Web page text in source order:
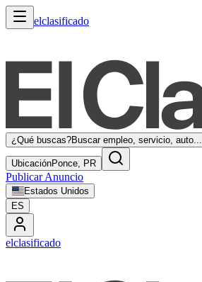
elclasificado
¿Qué buscas?Buscar empleo, servicio, auto...
UbicaciónPonce, PR
Publicar Anuncio
Estados Unidos
ES
elclasificado